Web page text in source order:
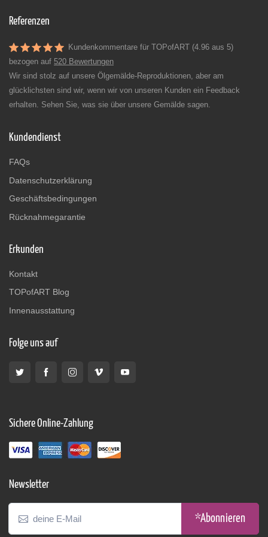
Referenzen
Kundenkommentare für TOPofART (4.96 aus 5)
bezogen auf 520 Bewertungen
Wir sind stolz auf unsere Ölgemälde-Reproduktionen, aber am
glücklichsten sind wir, wenn wir von unseren Kunden ein Feedback
erhalten. Sehen Sie, was sie über unsere Gemälde sagen.
Kundendienst
FAQs
Datenschutzerklärung
Geschäftsbedingungen
Rücknahmegarantie
Erkunden
Kontakt
TOPofART Blog
Innenausstattung
Folge uns auf
Sichere Online-Zahlung
Newsletter
*Abonnieren